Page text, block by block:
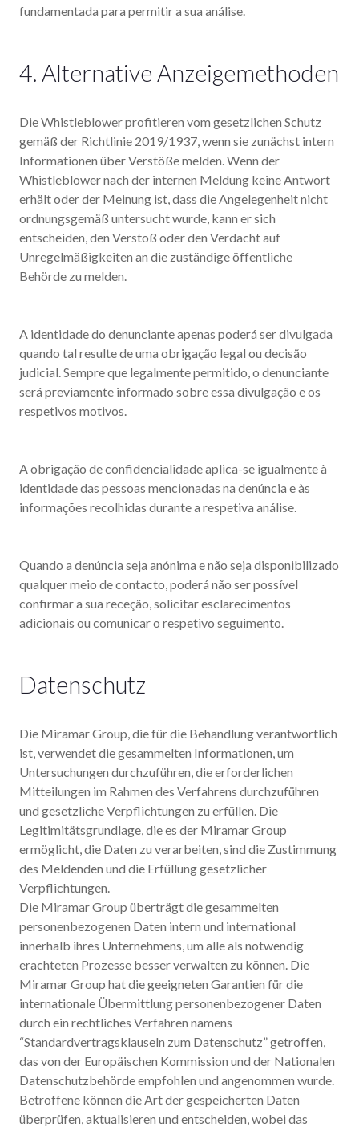
fundamentada para permitir a sua análise.
4. Alternative Anzeigemethoden
Die Whistleblower profitieren vom gesetzlichen Schutz
gemäß der Richtlinie 2019/1937, wenn sie zunächst intern
Informationen über Verstöße melden. Wenn der
Whistleblower nach der internen Meldung keine Antwort
erhält oder der Meinung ist, dass die Angelegenheit nicht
ordnungsgemäß untersucht wurde, kann er sich
entscheiden, den Verstoß oder den Verdacht auf
Unregelmäßigkeiten an die zuständige öffentliche
Behörde zu melden.
A identidade do denunciante apenas poderá ser divulgada
quando tal resulte de uma obrigação legal ou decisão
judicial. Sempre que legalmente permitido, o denunciante
será previamente informado sobre essa divulgação e os
respetivos motivos.
A obrigação de confidencialidade aplica-se igualmente à
identidade das pessoas mencionadas na denúncia e às
informações recolhidas durante a respetiva análise.
Quando a denúncia seja anónima e não seja disponibilizado
qualquer meio de contacto, poderá não ser possível
confirmar a sua receção, solicitar esclarecimentos
adicionais ou comunicar o respetivo seguimento.
Datenschutz
Die Miramar Group, die für die Behandlung verantwortlich
ist, verwendet die gesammelten Informationen, um
Untersuchungen durchzuführen, die erforderlichen
Mitteilungen im Rahmen des Verfahrens durchzuführen
und gesetzliche Verpflichtungen zu erfüllen. Die
Legitimitätsgrundlage, die es der Miramar Group
ermöglicht, die Daten zu verarbeiten, sind die Zustimmung
des Meldenden und die Erfüllung gesetzlicher
Verpflichtungen.
Die Miramar Group überträgt die gesammelten
personenbezogenen Daten intern und international
innerhalb ihres Unternehmens, um alle als notwendig
erachteten Prozesse besser verwalten zu können. Die
Miramar Group hat die geeigneten Garantien für die
internationale Übermittlung personenbezogener Daten
durch ein rechtliches Verfahren namens
“Standardvertragsklauseln zum Datenschutz” getroffen,
das von der Europäischen Kommission und der Nationalen
Datenschutzbehörde empfohlen und angenommen wurde.
Betroffene können die Art der gespeicherten Daten
überprüfen, aktualisieren und entscheiden, wobei das